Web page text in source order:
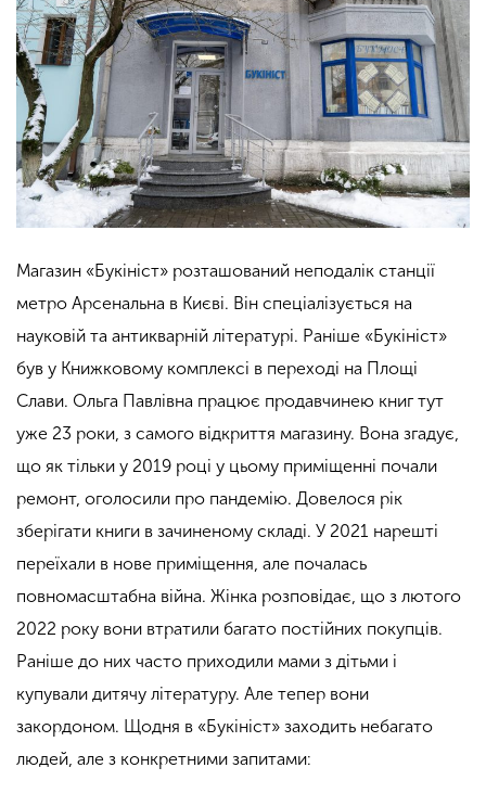
Магазин «Букініст» розташований неподалік станції
метро Арсенальна в Києві. Він спеціалізується на
науковій та антикварній літературі. Раніше «Букініст»
був у Книжковому комплексі в переході на Площі
Слави. Ольга Павлівна працює продавчинею книг тут
уже 23 роки, з самого відкриття магазину. Вона згадує,
що як тільки у 2019 році у цьому приміщенні почали
ремонт, оголосили про пандемію. Довелося рік
зберігати книги в зачиненому складі. У 2021 нарешті
переїхали в нове приміщення, але почалась
повномасштабна війна. Жінка розповідає, що з лютого
2022 року вони втратили багато постійних покупців.
Раніше до них часто приходили мами з дітьми і
купували дитячу літературу. Але тепер вони
закордоном. Щодня в «Букініст» заходить небагато
людей, але з конкретними запитами: